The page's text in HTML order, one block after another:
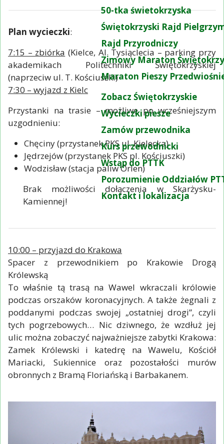
50-tka świetokrzyska
Świętokrzyski Rajd
Rajd Przyrodniczy
Zimowy Maraton
Maraton Pieszy
Zobacz Świętokrzyskie
Wycieczki piesze
Zamów przewodnika
Kurs przewodnicki
Wstąp do PTTK
Porozumienie Oddziałów
Kontakt i lokalizacja
Plan wycieczki:
7:15 – zbiórka (Kielce, Al. Tysiąclecia – parking przy
akademikach Politechniki Świętokrzyskiej
(naprzeciw ul. T. Kościuszki)
7:30 – wyjazd z Kielc
Przystanki na trasie – możliwe po wcześniejszym
uzgodnieniu:
Chęciny (przystanek PKS ul. Kielecka)
Jędrzejów (przystanek PKS pl. Kościuszki)
Wodzisław (stacja paliw Orlen)
Brak możliwości dołączenia w Skarżysku-
Kamiennej!
10:00 – przyjazd do Krakowa
Spacer z przewodnikiem po Krakowie Drogą
Królewską
To właśnie tą trasą na Wawel wkraczali królowie
podczas orszaków koronacyjnych. A także żegnali z
poddanymi podczas swojej „ostatniej drogi”, czyli
tych pogrzebowych… Nic dziwnego, że wzdłuż jej
ulic można zobaczyć najważniejsze zabytki Krakowa:
Zamek Królewski i katedrę na Wawelu, Kościół
Mariacki, Sukiennice oraz pozostałości murów
obronnych z Bramą Floriańską i Barbakanem.